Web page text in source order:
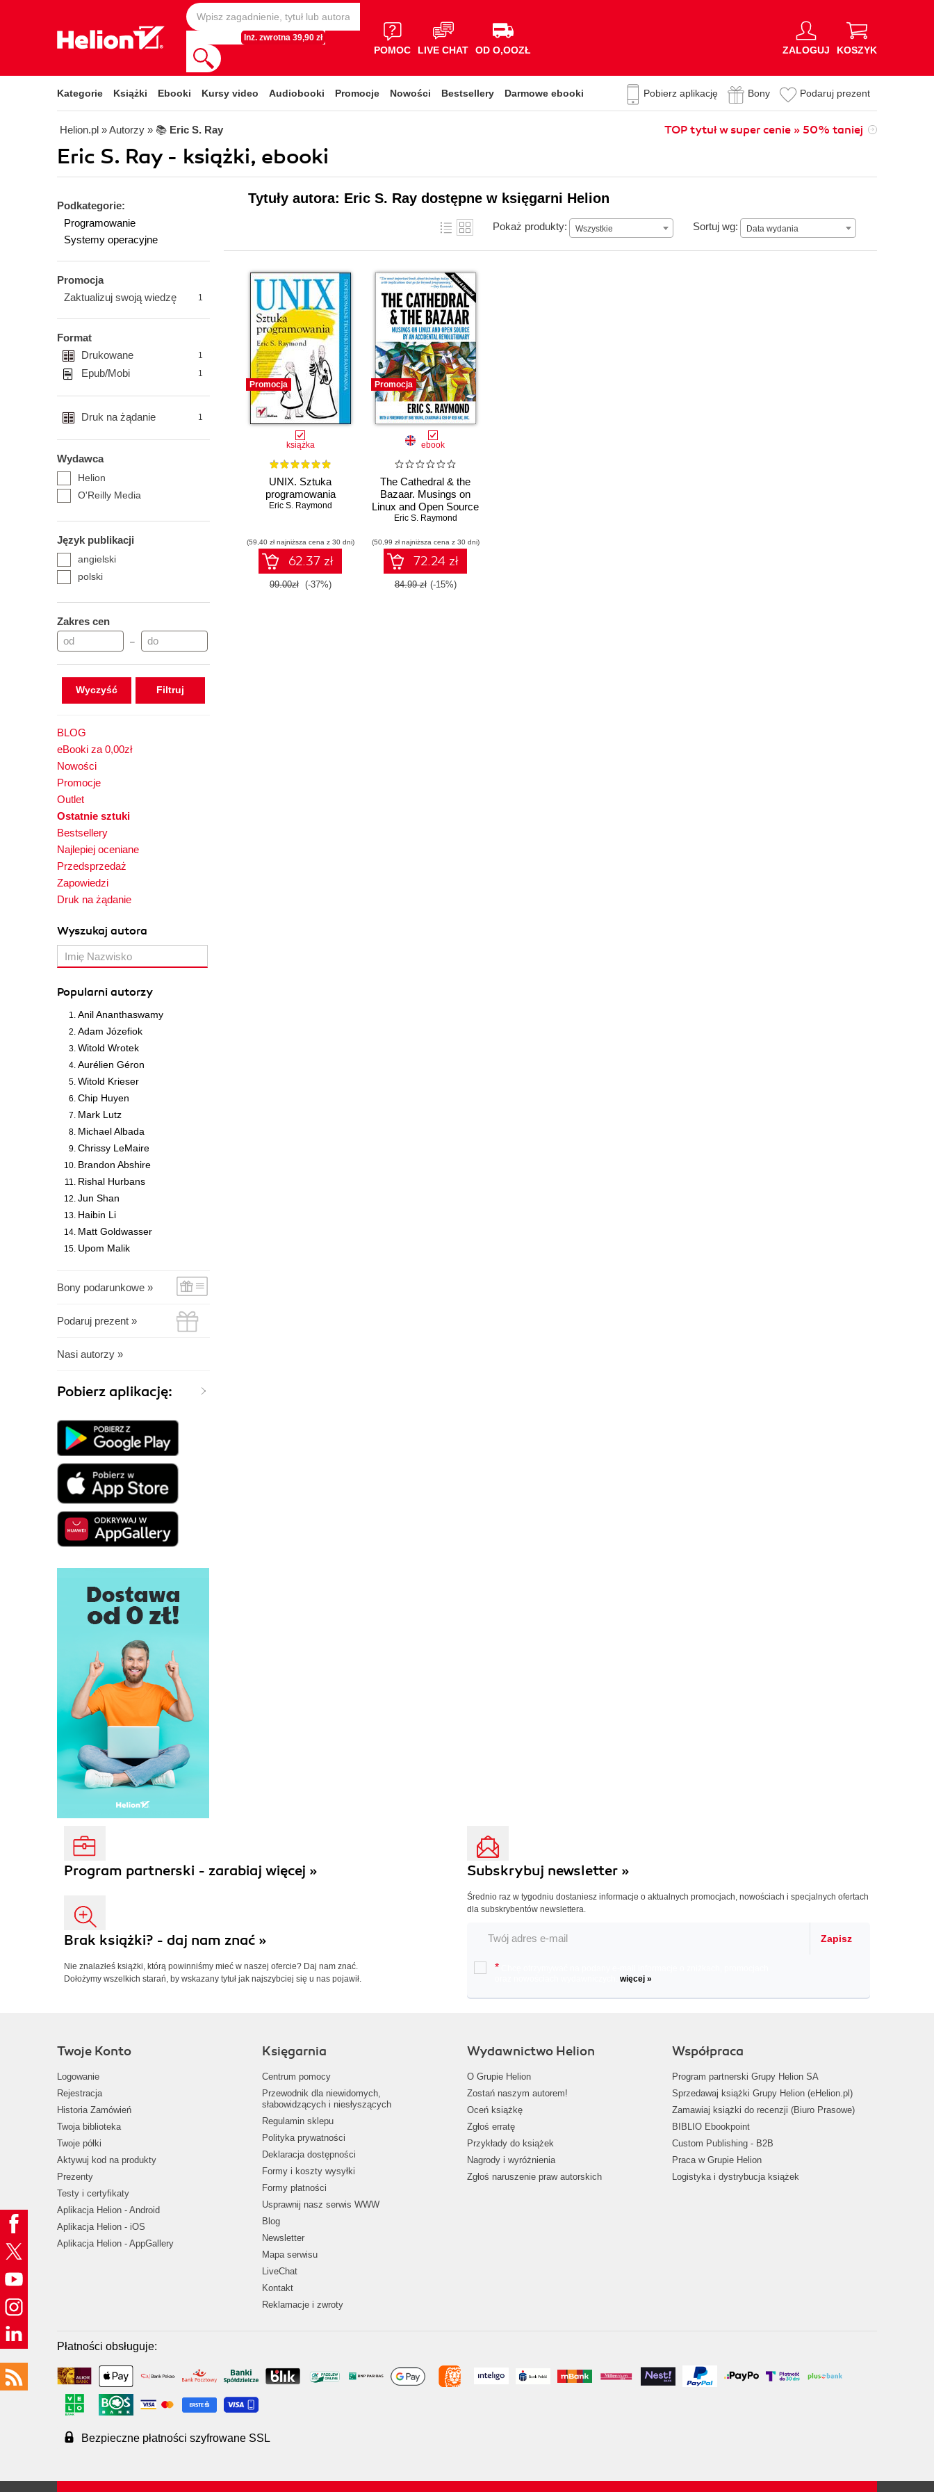
Inż. zwrotna 39,90 zł
POMOC LIVE CHAT OD O,OOZŁ ZALOGUJ KOSZYK
Kategorie Książki Ebooki Kursy video Audiobooki Promocje Nowości Bestsellery Darmowe ebooki Pobierz aplikację Bony Podaruj prezent
Helion.pl » Autorzy » 📚 Eric S. Ray TOP tytuł w super cenie » 50% taniej
Eric S. Ray - książki, ebooki
Podkategorie:
Programowanie
Systemy operacyjne
Promocja
Zaktualizuj swoją wiedzę
1
Format
Drukowane
1
Epub/Mobi 1
Druk na żądanie 1
Wydawca
Helion
O'Reilly Media
Język publikacji
angielski
polski
Zakres cen
–
Wyczyść
BLOG
eBooki za 0,00zł
Nowości
Promocje
Outlet
Ostatnie sztuki
Bestsellery
Najlepiej oceniane
Przedsprzedaż
Zapowiedzi
Druk na żądanie
Wyszukaj autora
Popularni autorzy
Anil Ananthaswamy
Adam Józefiok
Witold Wrotek
Aurélien Géron
Witold Krieser
Chip Huyen
Mark Lutz
Michael Albada
Chrissy LeMaire
Brandon Abshire
Rishal Hurbans
Jun Shan
Haibin Li
Matt Goldwasser
Upom Malik
Bony podarunkowe »
Podaruj prezent »
Nasi autorzy »
Pobierz aplikację:
Tytuły autora: Eric S. Ray dostępne w księgarni Helion
Pokaż produkty: Wszystkie Sortuj wg: Data wydania
Data wydania
Promocja
książka
UNIX. Sztuka
programowania
Eric S. Raymond
(59,40 zł najniższa cena z 30 dni)
62.37 zł
99.00zł (-37%)
Promocja
ebook
The Cathedral & the
Bazaar. Musings on
Linux and Open Source
by an Accidental
Eric S. Raymond
(50,99 zł najniższa cena z 30 dni)
72.24 zł
84.99 zł (-15%)
Program partnerski - zarabiaj więcej »
Brak książki? - daj nam znać »
Nie znalazłeś książki, którą powinniśmy mieć w naszej ofercie? Daj nam znać.
Dołożymy wszelkich starań, by wskazany tytuł jak najszybciej się u nas pojawił.
Subskrybuj newsletter »
Średnio raz w tygodniu dostaniesz informacje o aktualnych promocjach, nowościach i specjalnych ofertach
dla subskrybentów newslettera.
Zapisz
*
więcej »
Twoje Konto
Logowanie
Rejestracja
Historia Zamówień
Twoja biblioteka
Twoje półki
Aktywuj kod na produkty
Prezenty
Testy i certyfikaty
Aplikacja Helion - Android
Aplikacja Helion - iOS
Aplikacja Helion - AppGallery
Księgarnia
Centrum pomocy
Przewodnik dla niewidomych,
słabowidzących i niesłyszących
Regulamin sklepu
Polityka prywatności
Deklaracja dostępności
Formy i koszty wysyłki
Formy płatności
Usprawnij nasz serwis WWW
Blog
Newsletter
Mapa serwisu
LiveChat
Kontakt
Reklamacje i zwroty
Wydawnictwo Helion
O Grupie Helion
Zostań naszym autorem!
Oceń książkę
Zgłoś erratę
Przykłady do książek
Nagrody i wyróżnienia
Zgłoś naruszenie praw autorskich
Współpraca
Program partnerski Grupy Helion SA
Sprzedawaj książki Grupy Helion (eHelion.pl)
Zamawiaj książki do recenzji (Biuro Prasowe)
BIBLIO Ebookpoint
Custom Publishing - B2B
Praca w Grupie Helion
Logistyka i dystrybucja książek
Płatności obsługuje:
Bezpieczne płatności szyfrowane SSL